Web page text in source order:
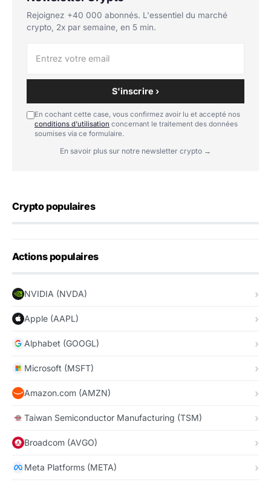
Rejoignez +40 000 abonnés. L'essentiel du marché
crypto, 2x par semaine, en 5 min.
S'inscrire ›
En cochant cette case, vous confirmez avoir lu et accepté nos
conditions d'utilisation concernant le traitement des données
soumises via ce formulaire.
En savoir plus sur notre newsletter crypto →
Crypto populaires
Actions populaires
NVIDIA (NVDA)
Apple (AAPL)
Alphabet (GOOGL)
Microsoft (MSFT)
Amazon.com (AMZN)
Taiwan Semiconductor Manufacturing (TSM)
Broadcom (AVGO)
Meta Platforms (META)